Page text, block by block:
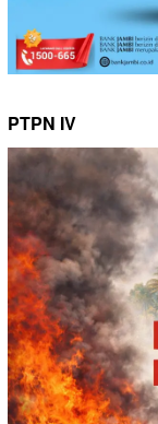
PTPN IV